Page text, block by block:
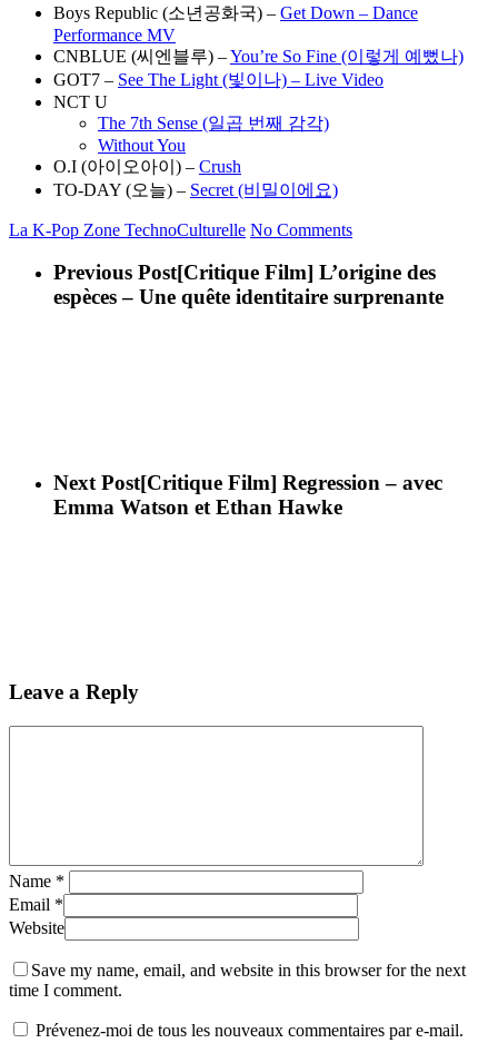
Boys Republic (소년공화국) – Get Down – Dance
Performance MV
CNBLUE (씨엔블루) –You’re So Fine (이렇게 예뻤나)
GOT7 – See The Light (빛이나) – Live Video
NCT U
The 7th Sense (일곱 번째 감각)
Without You
O.I (아이오아이) – Crush
TO-DAY (오늘) – Secret (비밀이에요)
La K-Pop Zone TechnoCulturelle No Comments
Previous Post[Critique Film] L’origine des
espèces – Une quête identitaire surprenante
Next Post[Critique Film] Regression – avec
Emma Watson et Ethan Hawke
Leave a Reply
Name *
Email *
Website
Save my name, email, and website in this browser for the next
time I comment.
Prévenez-moi de tous les nouveaux commentaires par e-mail.